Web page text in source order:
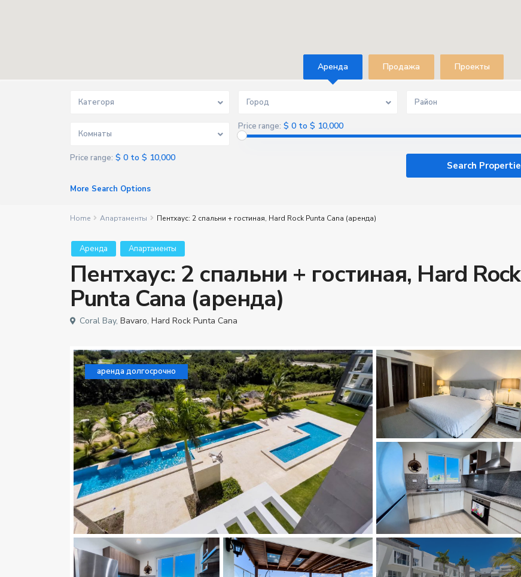
Aренда Продажа Проекты
Категоря Город Район
Комнаты
Price range: $ 0 to $ 10,000
Price range: $ 0 to $ 10,000
More Search Options
Home Апартаменты Пентхаус: 2 спальни + гостиная, Hard Rock Punta Cana (аренда)
Aренда Апартаменты
Пентхаус: 2 спальни + гостиная, Hard Rock
Punta Cana (аренда)
Coral Bay, Bavaro, Hard Rock Punta Cana
аренда долгосрочно